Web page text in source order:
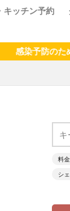
キッチン予約
防のため、
料金
シ